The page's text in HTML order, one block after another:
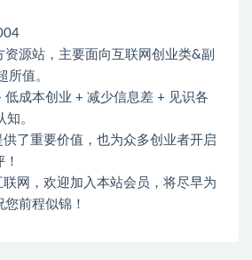
源站，主要面向互联网创业类&副
所值。
成本创业 + 减少信息差 + 见识各
。
了重要价值，也为众多创业者开启
网，欢迎加入本站会员，将尽早为
前程似锦！